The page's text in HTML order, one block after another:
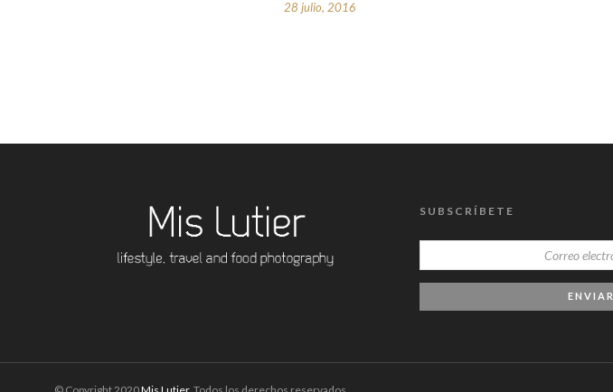
28 julio, 2016
SUBSCRÍBETE